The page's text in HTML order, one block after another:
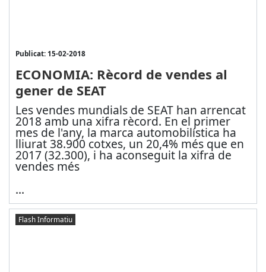
Publicat: 15-02-2018
ECONOMIA: Rècord de vendes al
gener de SEAT
Les vendes mundials de SEAT han arrencat
2018 amb una xifra rècord. En el primer
mes de l'any, la marca automobilística ha
lliurat 38.900 cotxes, un 20,4% més que en
2017 (32.300), i ha aconseguit la xifra de
vendes més
...
Flash Informatiu